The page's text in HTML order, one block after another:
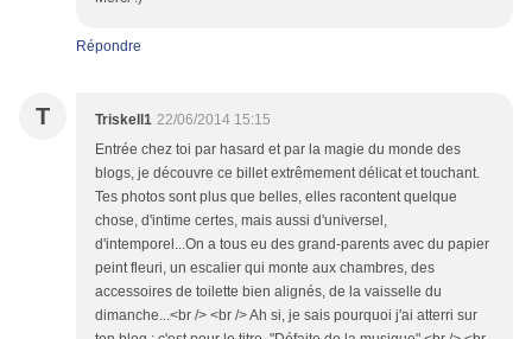
Répondre
T Triskell1 22/06/2014 15:15
Entrée chez toi par hasard et par la magie du monde des
blogs, je découvre ce billet extrêmement délicat et touchant.
Tes photos sont plus que belles, elles racontent quelque
chose, d'intime certes, mais aussi d'universel,
d'intemporel...On a tous eu des grand-parents avec du papier
peint fleuri, un escalier qui monte aux chambres, des
accessoires de toilette bien alignés, de la vaisselle du
dimanche...<br /> <br /> Ah si, je sais pourquoi j'ai atterri sur